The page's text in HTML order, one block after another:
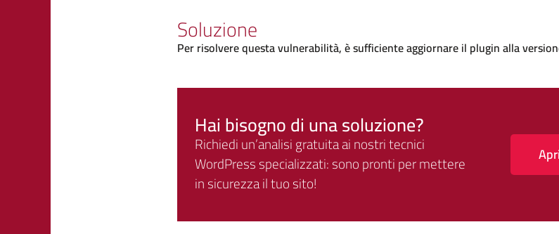
Soluzione
Per risolvere questa vulnerabilità, è sufficiente aggiornare il plugin alla
Hai bisogno di una soluzione?
Richiedi un’analisi gratuita ai nostri tecnici
WordPress specializzati: sono pronti per mettere
in sicurezza il tuo sito!